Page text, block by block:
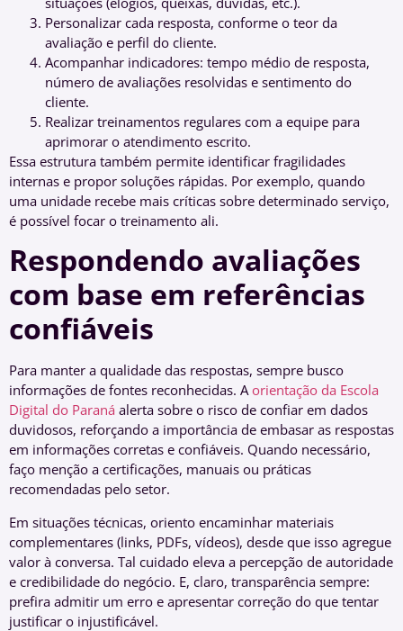
Personalizar cada resposta, conforme o teor da
avaliação e perfil do cliente.
Acompanhar indicadores: tempo médio de resposta,
número de avaliações resolvidas e sentimento do
cliente.
Realizar treinamentos regulares com a equipe para
aprimorar o atendimento escrito.
Essa estrutura também permite identificar fragilidades
internas e propor soluções rápidas. Por exemplo, quando
uma unidade recebe mais críticas sobre determinado serviço,
é possível focar o treinamento ali.
Respondendo avaliações
com base em referências
confiáveis
Para manter a qualidade das respostas, sempre busco
informações de fontes reconhecidas. Aorientação da Escola
Digital do Paraná alerta sobre o risco de confiar em dados
duvidosos, reforçando a importância de embasar as respostas
em informações corretas e confiáveis. Quando necessário,
faço menção a certificações, manuais ou práticas
recomendadas pelo setor.
Em situações técnicas, oriento encaminhar materiais
complementares (links, PDFs, vídeos), desde que isso agregue
valor à conversa. Tal cuidado eleva a percepção de autoridade
e credibilidade do negócio. E, claro, transparência sempre:
prefira admitir um erro e apresentar correção do que tentar
justificar o injustificável.